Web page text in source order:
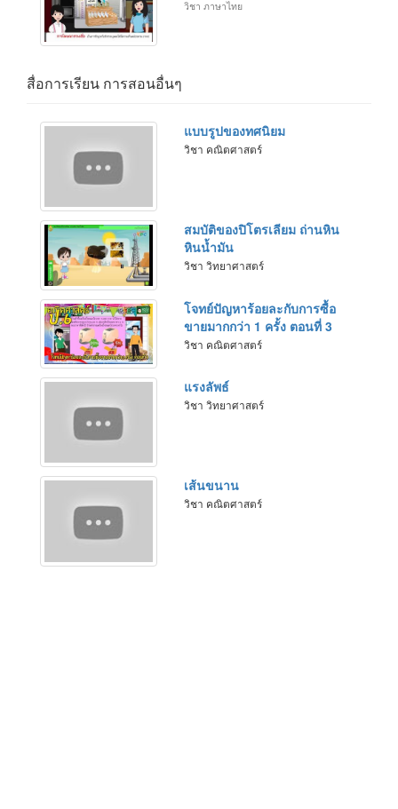
วิชา ภาษาไทย
สื่อการเรียน การสอนอื่นๆ
แบบรูปของทศนิยม
วิชา คณิตศาสตร์
สมบัติของปิโตรเลียม ถ่านหิน
หินน้ำมัน
วิชา วิทยาศาสตร์
โจทย์ปัญหาร้อยละกับการซื้อ
ขายมากกว่า 1 ครั้ง ตอนที่ 3
วิชา คณิตศาสตร์
แรงลัพธ์
วิชา วิทยาศาสตร์
เส้นขนาน
วิชา คณิตศาสตร์